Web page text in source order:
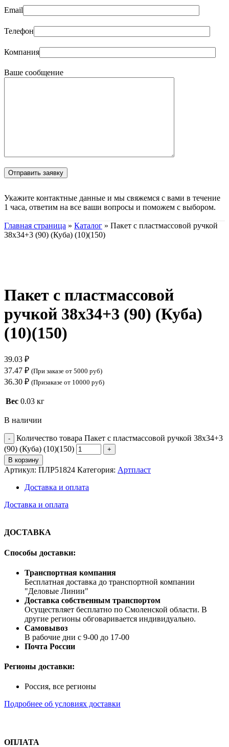
Email
Телефон
Компания
Ваше сообщение
Укажите контактные данные и мы свяжемся с вами в течение
1 часа, ответим на все ваши вопросы и поможем с выбором.
Главная страница » Каталог » Пакет с пластмассовой ручкой
38х34+3 (90) (Куба) (10)(150)
Пакет с пластмассовой
ручкой 38х34+3 (90) (Куба)
(10)(150)
39.03 ₽
37.47 ₽ (При заказе от 5000 руб)
36.30 ₽ (Призаказе от 10000 руб)
Вес 0.03 кг
В наличии
Количество товара Пакет с пластмассовой ручкой 38х34+3
(90) (Куба) (10)(150)
В корзину
Артикул: ПЛР51824 Категория: Артпласт
Доставка и оплата
Доставка и оплата
ДОСТАВКА
Способы доставки:
Транспортная компания
Бесплатная доставка до транспортной компании
"Деловые Линии"
Доставка собственным транспортом
Осуществляет бесплатно по Смоленской области. В
другие регионы обговаривается индивидуально.
Самовывоз
В рабочие дни с 9-00 до 17-00
Почта России
Регионы доставки:
Россия, все регионы
Подробнее об условиях доставки
ОПЛАТА